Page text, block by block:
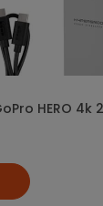
HERO 4k